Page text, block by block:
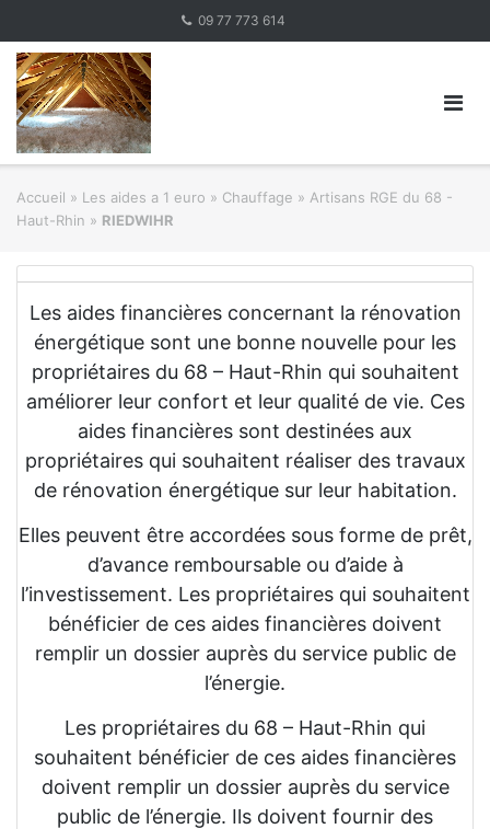
content
09 77 773 614
Accueil » Les aides a 1 euro » Chauffage » Artisans RGE du 68 -
Haut-Rhin » RIEDWIHR
Les aides financières concernant la rénovation
énergétique sont une bonne nouvelle pour les
propriétaires du 68 – Haut-Rhin qui souhaitent
améliorer leur confort et leur qualité de vie. Ces
aides financières sont destinées aux
propriétaires qui souhaitent réaliser des travaux
de rénovation énergétique sur leur habitation.
Elles peuvent être accordées sous forme de prêt,
d’avance remboursable ou d’aide à
l’investissement. Les propriétaires qui souhaitent
bénéficier de ces aides financières doivent
remplir un dossier auprès du service public de
l’énergie.
Les propriétaires du 68 – Haut-Rhin qui
souhaitent bénéficier de ces aides financières
doivent remplir un dossier auprès du service
public de l’énergie. Ils doivent fournir des